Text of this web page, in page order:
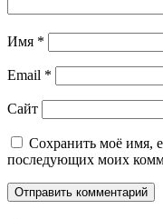
Имя *
Email *
Сайт
Сохранить моё имя,
последующих моих